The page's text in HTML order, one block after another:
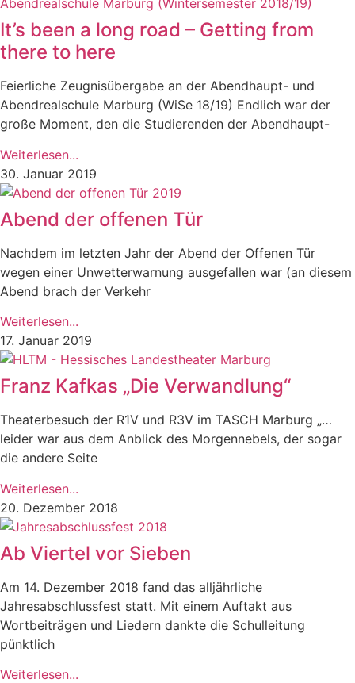
It’s been a long road – Getting from
there to here
Feierliche Zeugnisübergabe an der Abendhaupt- und
Abendrealschule Marburg (WiSe 18/19) Endlich war der
große Moment, den die Studierenden der Abendhaupt-
Weiterlesen...
30. Januar 2019
Abend der offenen Tür
Nachdem im letzten Jahr der Abend der Offenen Tür
wegen einer Unwetterwarnung ausgefallen war (an diesem
Abend brach der Verkehr
Weiterlesen...
17. Januar 2019
Franz Kafkas „Die Verwandlung“
Theaterbesuch der R1V und R3V im TASCH Marburg „…
leider war aus dem Anblick des Morgennebels, der sogar
die andere Seite
Weiterlesen...
20. Dezember 2018
Ab Viertel vor Sieben
Am 14. Dezember 2018 fand das alljährliche
Jahresabschlussfest statt. Mit einem Auftakt aus
Wortbeiträgen und Liedern dankte die Schulleitung
pünktlich
Weiterlesen...